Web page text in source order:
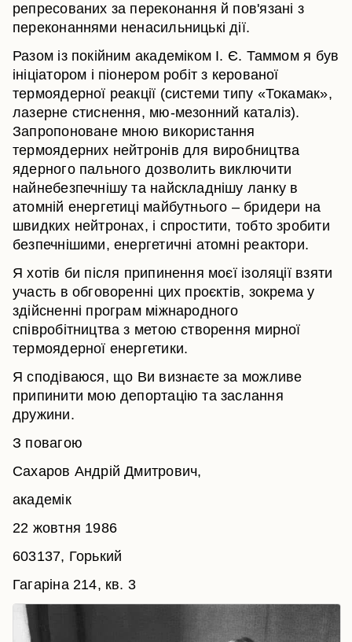
репресованих за переконання й пов'язані з
переконаннями ненасильницькі дії.
Разом із покійним академіком І. Є. Таммом я був
ініціатором і піонером робіт з керованої
термоядерної реакції (системи типу «Токамак»,
лазерне стиснення, мю-мезонний каталіз).
Запропоноване мною використання
термоядерних нейтронів для виробництва
ядерного пального дозволить виключити
найнебезпечнішу та найскладнішу ланку в
атомній енергетиці майбутнього – бридери на
швидких нейтронах, і спростити, тобто зробити
безпечнішими, енергетичні атомні реактори.
Я хотів би після припинення моєї ізоляції взяти
участь в обговоренні цих проєктів, зокрема у
здійсненні програм міжнародного
співробітництва з метою створення мирної
термоядерної енергетики.
Я сподіваюся, що Ви визнаєте за можливе
припинити мою депортацію та заслання
дружини.
З повагою
Сахаров Андрій Дмитрович,
академік
22 жовтня 1986
603137, Горький
Гагаріна 214, кв. 3